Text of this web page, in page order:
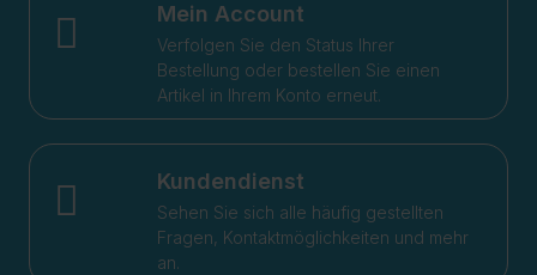
Mein Account
Verfolgen Sie den Status Ihrer
Bestellung oder bestellen Sie einen
Artikel in Ihrem Konto erneut.
Kundendienst
Sehen Sie sich alle häufig gestellten
Fragen, Kontaktmöglichkeiten und mehr
an.